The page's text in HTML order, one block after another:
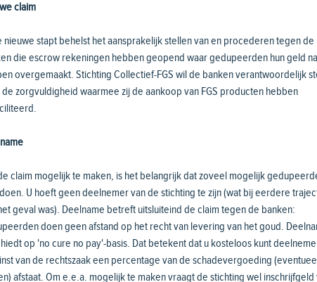
claim
nieuwe stapt behelst het aansprakelijk stellen van en procederen tegen de
die escrow rekeningen hebben geopend waar gedupeerden hun geld
overgemaakt. Stichting Collectief-FGS wil de banken verantwoordelijk
zorgvuldigheid waarmee zij de aankoop van FGS producten hebben
claim mogelijk te maken, is het belangrijk dat zoveel mogelijk
U hoeft geen deelnemer van de stichting te zijn (wat bij eerdere
geval was). Deelname betreft uitsluiteind de claim tegen de banken:
doen geen afstand op het recht van levering van het goud.
op 'no cure no pay'-basis. Dat betekent dat u kosteloos kunt
van de rechtszaak een percentage van de schadevergoeding
afstaat. Om e.e.a. mogelijk te maken vraagt de stichting wel